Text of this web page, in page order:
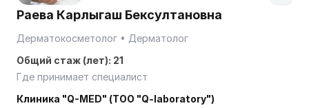
Раева Карлыгаш Бексултановна
Дерматокосметолог
Дерматолог
Общий стаж (лет): 21
Где принимает специалист
Клиника "Q-MED" (ТОО "Q-laboratory")